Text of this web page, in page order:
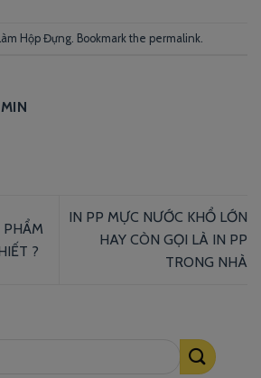
Hộp Đựng . Bookmark the permalink
PHẨM
?
IN PP MỰC NƯỚC KHỔ LỚN
HAY CÒN GỌI LÀ IN PP
TRONG NHÀ